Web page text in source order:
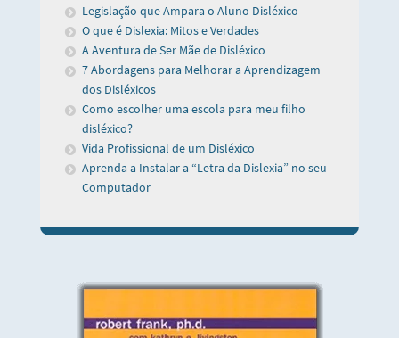
Legislação que Ampara o Aluno Disléxico
O que é Dislexia: Mitos e Verdades
A Aventura de Ser Mãe de Disléxico
7 Abordagens para Melhorar a Aprendizagem
dos Disléxicos
Como escolher uma escola para meu filho
disléxico?
Vida Profissional de um Disléxico
Aprenda a Instalar a “Letra da Dislexia” no seu
Computador